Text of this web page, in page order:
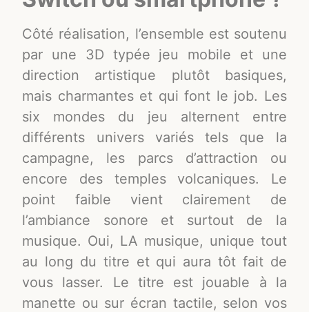
Côté réalisation, l’ensemble est soutenu
par une 3D typée jeu mobile et une
direction artistique plutôt basiques,
mais charmantes et qui font le job. Les
six mondes du jeu alternent entre
différents univers variés tels que la
campagne, les parcs d’attraction ou
encore des temples volcaniques. Le
point faible vient clairement de
l’ambiance sonore et surtout de la
musique. Oui, LA musique, unique tout
au long du titre et qui aura tôt fait de
vous lasser. Le titre est jouable à la
manette ou sur écran tactile, selon vos